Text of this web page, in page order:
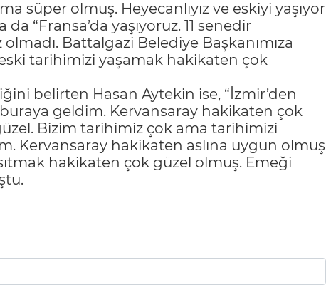
süper olmuş. Heyecanlıyız ve eskiyi yaşıyor
“Fransa’da yaşıyoruz. 11 senedir
Battalgazi Belediye Başkanımıza
tarihimizi yaşamak hakikaten çok
belirten Hasan Aytekin ise, “İzmir’den
geldim. Kervansaray hakikaten çok
Bizim tarihimiz çok ama tarihimizi
Kervansaray hakikaten aslına uygun olmuş
hakikaten çok güzel olmuş. Emeği